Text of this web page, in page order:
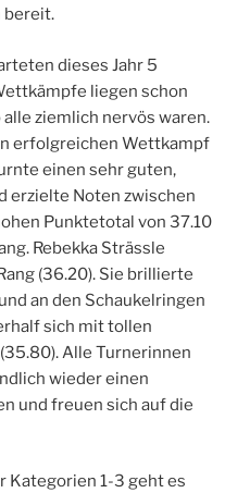
bereit.
dieses Jahr 5
liegen schon
ziemlich nervös waren.
erfolgreichen Wettkampf
einen sehr guten,
erzielte Noten zwischen
Punktetotal von 37.10
Rebekka Strässle
(36.20). Sie brillierte
an den Schaukelringen
sich mit tollen
Alle Turnerinnen
wieder einen
und freuen sich auf die
Kategorien 1-3 geht es